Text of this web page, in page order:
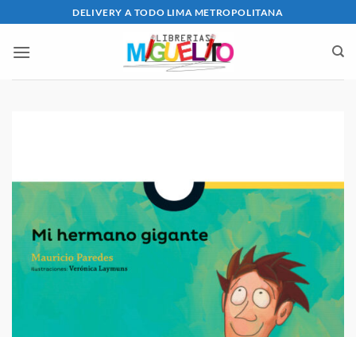
al
contenido
DELIVERY A TODO LIMA METROPOLITANA